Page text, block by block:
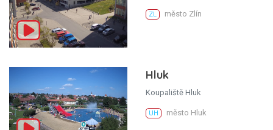
ZL město Zlín
Hluk
Koupaliště Hluk
UH město Hluk